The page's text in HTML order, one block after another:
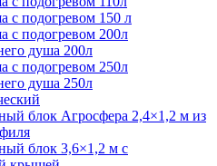
с подогревом 150 л
с подогревом 200л
душа 200л
с подогревом 250л
душа 250л
блок Агросфера 2,4×1,2 м из
блок 3,6×1,2 м с